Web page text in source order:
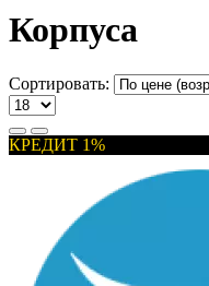
Корпуса
Сортировать:
КРЕДИТ 1%